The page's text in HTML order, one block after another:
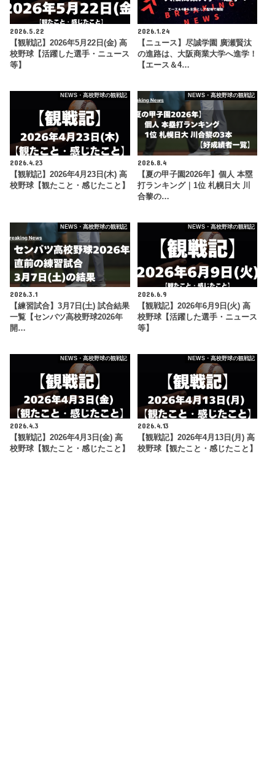
2026.5.22
【観戦記】2026年5月22日(金) 高
校野球【活躍した選手・ニュース
等】
2026.1.24
【ニュース】尽誠学園 廣瀬賢汰
の進路は、大阪商業大学へ進学！
【エース＆4…
NEWS・高校野球の観戦記
2026.4.23
【観戦記】2026年4月23日(木) 高
校野球【観たこと・感じたこと】
NEWS・高校野球の観戦記
2026.8.4
【夏の甲子園2026年】個人 本塁
打ランキング｜1位 札幌日大 川
合黎の…
NEWS・高校野球の観戦記
2026.3.1
【練習試合】3月7日(土) 試合結果
一覧【センバツ高校野球2026年
開…
NEWS・高校野球の観戦記
2026.6.9
【観戦記】2026年6月9日(火) 高
校野球【活躍した選手・ニュース
等】
NEWS・高校野球の観戦記
2026.4.3
【観戦記】2026年4月3日(金) 高
校野球【観たこと・感じたこと】
NEWS・高校野球の観戦記
2026.4.13
【観戦記】2026年4月13日(月) 高
校野球【観たこと・感じたこと】